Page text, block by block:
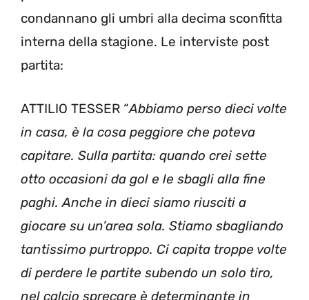
condannano gli umbri alla decima sconfitta
interna della stagione. Le interviste post
partita:
ATTILIO TESSER “Abbiamo perso dieci volte
in casa, è la cosa peggiore che poteva
capitare. Sulla partita: quando crei sette
otto occasioni da gol e le sbagli alla fine
paghi. Anche in dieci siamo riusciti a
giocare su un’area sola. Stiamo sbagliando
tantissimo purtroppo. Ci capita troppe volte
di perdere le partite subendo un solo tiro,
nel calcio sprecare è determinante in